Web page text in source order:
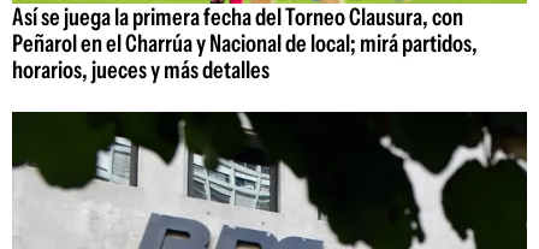
Así se juega la primera fecha del Torneo Clausura, con
Peñarol en el Charrúa y Nacional de local; mirá partidos,
horarios, jueces y más detalles